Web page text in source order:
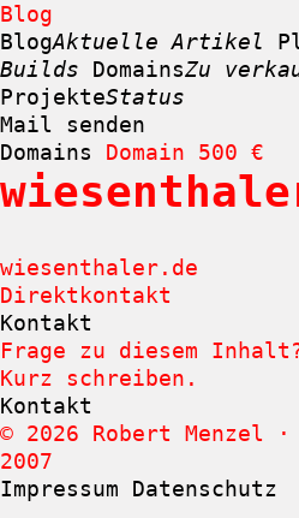
Blog
BlogAktuelle Artikel
Builds
DomainsZu
ProjekteStatus
Mail senden
Zum
springen
Domains Domain 500 €
wiesenthaler.de
Direktkontakt
Kontakt
Frage zu diesem
Kurz schreiben.
Kontakt
© 2026 Robert Menzel
2007
Impressum
Datenschutz